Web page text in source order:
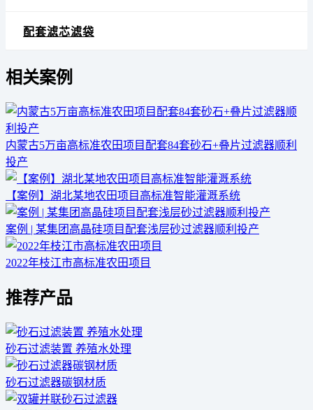
配套滤芯滤袋
相关案例
内蒙古5万亩高标准农田项目配套84套砂石+叠片过滤器顺利
投产
【案例】湖北某地农田项目高标准智能灌溉系统
案例 | 某集团高晶硅项目配套浅层砂过滤器顺利投产
2022年枝江市高标准农田项目
推荐产品
砂石过滤装置 养殖水处理
砂石过滤器碳钢材质